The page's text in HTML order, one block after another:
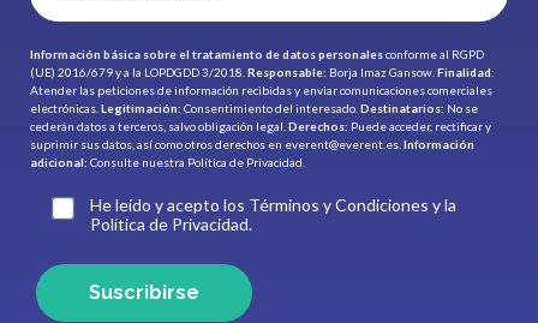
Información básica sobre el tratamiento de datos personalesconforme al RGPD
(UE) 2016/679 y a la LOPDGDD 3/2018. Responsable: Borja Imaz Gansow. Finalidad:
Atender las peticiones de información recibidas y enviar comunicaciones comerciales
electrónicas. Legitimación: Consentimiento del interesado. Destinatarios: No se
cederán datos a terceros, salvo obligación legal. Derechos: Puede acceder, rectificar y
suprimir sus datos, así como otros derechos en everent@everent.es Información
adicional: Consulte nuestra Política de Privacidad.
He leído y acepto los Términos y Condiciones y la
Política de Privacidad.
Suscribirse